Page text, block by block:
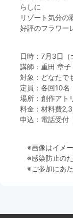
お問合わせ
らしに
リゾート気分の
好評のフラワー
日時：7月3日
講師：重田 章子
対象：どなたで
定員：各回10名
場所：創作アト
料金：材料費
申込：電話受付
※画像はイメー
※感染防止のた
※ご参加にあた